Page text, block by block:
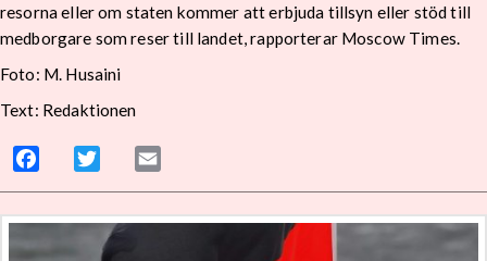
resorna eller om staten kommer att erbjuda tillsyn eller stöd till
medborgare som reser till landet, rapporterar Moscow Times.
Foto: M. Husaini
Text: Redaktionen
Facebook Twitter